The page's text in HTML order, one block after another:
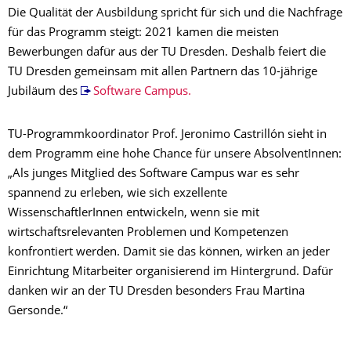
Die Qualität der Ausbildung spricht für sich und die Nachfrage
für das Programm steigt: 2021 kamen die meisten
Bewerbungen dafür aus der TU Dresden. Deshalb feiert die
TU Dresden gemeinsam mit allen Partnern das 10-jährige
Jubiläum des
Software Campus.
TU-Programmkoordinator Prof. Jeronimo Castrillón sieht in
dem Programm eine hohe Chance für unsere AbsolventInnen:
„Als junges Mitglied des Software Campus war es sehr
spannend zu erleben, wie sich exzellente
WissenschaftlerInnen entwickeln, wenn sie mit
wirtschaftsrelevanten Problemen und Kompetenzen
konfrontiert werden. Damit sie das können, wirken an jeder
Einrichtung Mitarbeiter organisierend im Hintergrund. Dafür
danken wir an der TU Dresden besonders Frau Martina
Gersonde.“